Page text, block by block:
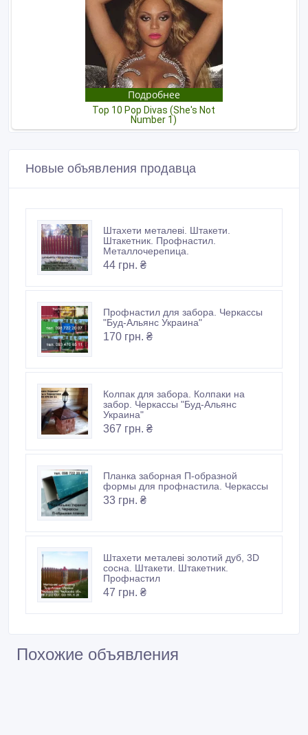
Новые объявления продавца
Штахети металеві. Штакети.
Штакетник. Профнастил.
Металлочерепица.
44 грн. ₴
Профнастил для забора. Черкассы
"Буд-Альянс Украина"
170 грн. ₴
Колпак для забора. Колпаки на
забор. Черкассы "Буд-Альянс
Украина"
367 грн. ₴
Планка заборная П-образной
формы для профнастила. Черкассы
33 грн. ₴
Штахети металеві золотий дуб, 3D
сосна. Штакети. Штакетник.
Профнастил
47 грн. ₴
Похожие объявления